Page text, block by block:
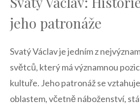
jeho ⁤patronáže
Svatý Václav je jedním z
⁣světců, který má významnou
⁢kultuře. Jeho patronáž se
oblastem, včetně náboženství,